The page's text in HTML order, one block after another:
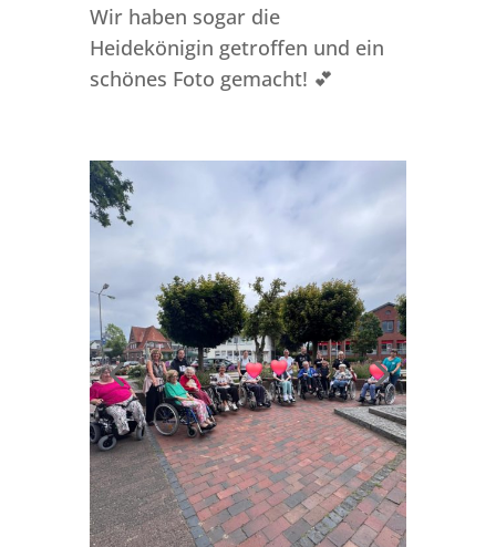
Wir haben sogar die
Heidekönigin getroffen und ein
schönes Foto gemacht! 💕